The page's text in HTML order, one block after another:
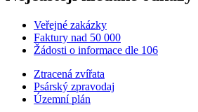
Veřejné zakázky
Faktury nad 50 000
Žádosti o informace dle 106
Ztracená zvířata
Psárský zpravodaj
Územní plán